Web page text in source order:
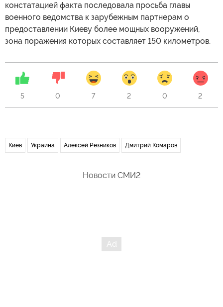
констатацией факта последовала просьба главы
военного ведомства к зарубежным партнерам о
предоставлении Киеву более мощных вооружений,
зона поражения которых составляет 150 километров.
5 0 7 2 0 2
Киев Украина Алексей Резников Дмитрий Комаров
Новости СМИ2